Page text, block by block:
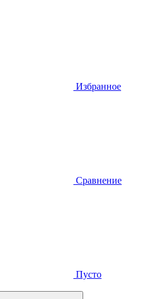
Избранное
Сравнение
Пусто